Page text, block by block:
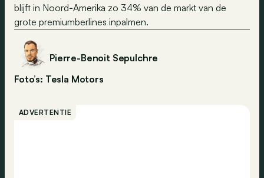
blijft in Noord-Amerika zo 34% van de markt van de
grote premiumberlines inpalmen.
Pierre-Benoit Sepulchre
Foto’s: Tesla Motors
ADVERTENTIE